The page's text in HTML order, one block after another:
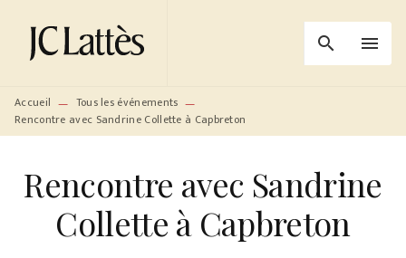
MENU RECHERCHE
PIED DE PAGE
search menu
Accueil — Tous les événements —
Rencontre avec Sandrine Collette à Capbreton
Rencontre avec Sandrine
Collette à Capbreton